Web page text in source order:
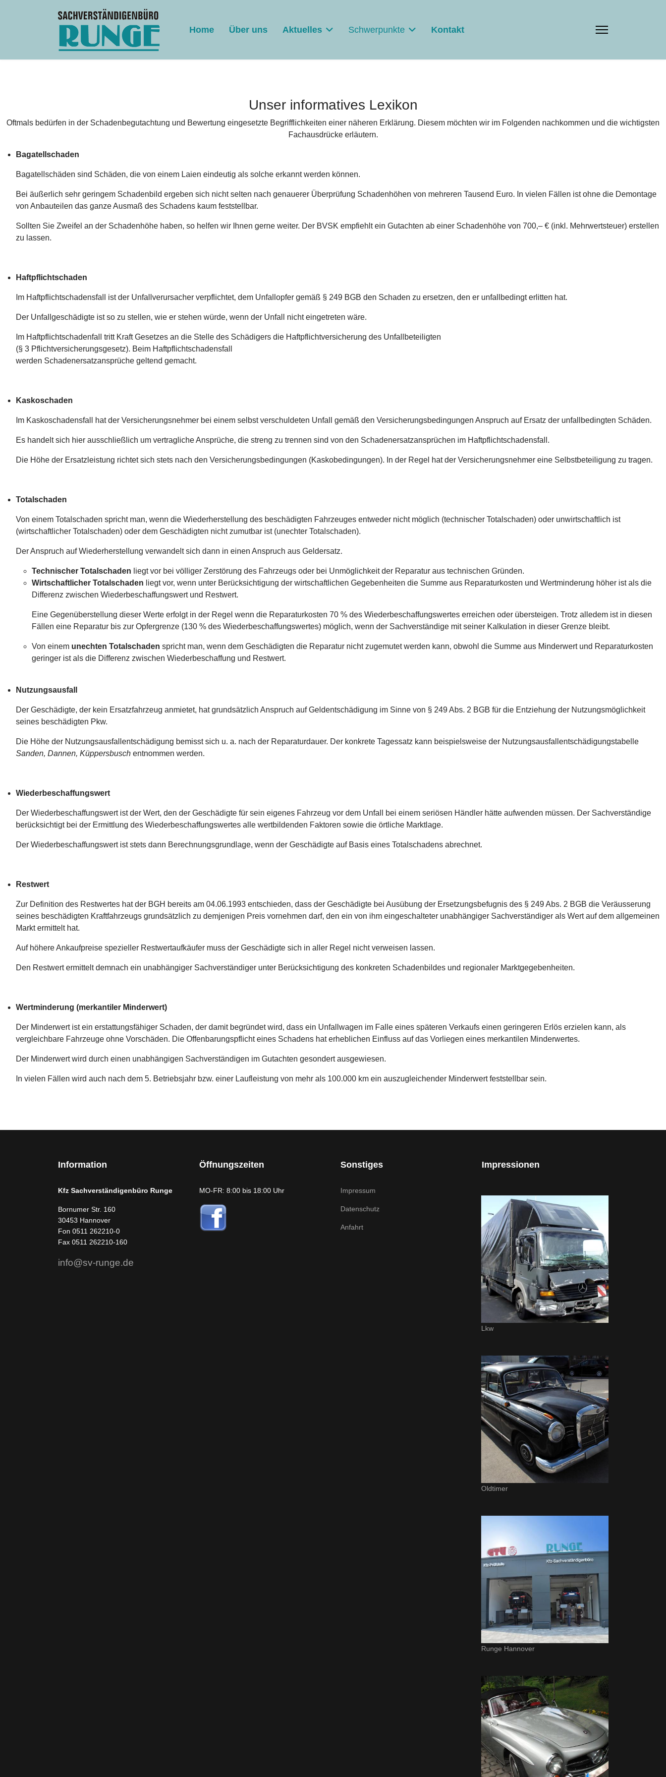
Home Über uns Aktuelles Schwerpunkte Kontakt
Unser informatives Lexikon
Oftmals bedürfen in der Schadenbegutachtung und Bewertung eingesetzte Begrifflichkeiten einer näheren Erklärung. Diesem möchten wir im Folgenden nachkommen und die wichtigsten
Fachausdrücke erläutern.
Bagatellschaden
Bagatellschäden sind Schäden, die von einem Laien eindeutig als solche erkannt werden können.
Bei äußerlich sehr geringem Schadenbild ergeben sich nicht selten nach genauerer Überprüfung Schadenhöhen von mehreren Tausend Euro. In vielen Fällen ist ohne die Demontage
von Anbauteilen das ganze Ausmaß des Schadens kaum feststellbar.
Sollten Sie Zweifel an der Schadenhöhe haben, so helfen wir Ihnen gerne weiter. Der BVSK empfiehlt ein Gutachten ab einer Schadenhöhe von 700,– € (inkl. Mehrwertsteuer) erstellen
zu lassen.
Haftpflichtschaden
Im Haftpflichtschadensfall ist der Unfallverursacher verpflichtet, dem Unfallopfer gemäß § 249 BGB den Schaden zu ersetzen, den er unfallbedingt erlitten hat.
Der Unfallgeschädigte ist so zu stellen, wie er stehen würde, wenn der Unfall nicht eingetreten wäre.
Im Haftpflichtschadenfall tritt Kraft Gesetzes an die Stelle des Schädigers die Haftpflichtversicherung des Unfallbeteiligten
(§ 3 Pflichtversicherungsgesetz). Beim Haftpflichtschadensfall
werden Schadenersatzansprüche geltend gemacht.
Kaskoschaden
Im Kaskoschadensfall hat der Versicherungsnehmer bei einem selbst verschuldeten Unfall gemäß den Versicherungsbedingungen Anspruch auf Ersatz der unfallbedingten Schäden.
Es handelt sich hier ausschließlich um vertragliche Ansprüche, die streng zu trennen sind von den Schadenersatzansprüchen im Haftpflichtschadensfall.
Die Höhe der Ersatzleistung richtet sich stets nach den Versicherungsbedingungen (Kaskobedingungen). In der Regel hat der Versicherungsnehmer eine Selbstbeteiligung zu tragen.
Totalschaden
Von einem Totalschaden spricht man, wenn die Wiederherstellung des beschädigten Fahrzeuges entweder nicht möglich (technischer Totalschaden) oder unwirtschaftlich ist
(wirtschaftlicher Totalschaden) oder dem Geschädigten nicht zumutbar ist (unechter Totalschaden).
Der Anspruch auf Wiederherstellung verwandelt sich dann in einen Anspruch aus Geldersatz.
Technischer Totalschaden liegt vor bei völliger Zerstörung des Fahrzeugs oder bei Unmöglichkeit der Reparatur aus technischen Gründen.
Wirtschaftlicher Totalschaden liegt vor, wenn unter Berücksichtigung der wirtschaftlichen Gegebenheiten die Summe aus Reparaturkosten und Wertminderung höher ist als die
Differenz zwischen Wiederbeschaffungswert und Restwert.
Eine Gegenüberstellung dieser Werte erfolgt in der Regel wenn die Reparaturkosten 70 % des Wiederbeschaffungswertes erreichen oder übersteigen. Trotz alledem ist in diesen
Fällen eine Reparatur bis zur Opfergrenze (130 % des Wiederbeschaffungswertes) möglich, wenn der Sachverständige mit seiner Kalkulation in dieser Grenze bleibt.
Von einem unechten Totalschaden spricht man, wenn dem Geschädigten die Reparatur nicht zugemutet werden kann, obwohl die Summe aus Minderwert und Reparaturkosten
geringer ist als die Differenz zwischen Wiederbeschaffung und Restwert.
Nutzungsausfall
Der Geschädigte, der kein Ersatzfahrzeug anmietet, hat grundsätzlich Anspruch auf Geldentschädigung im Sinne von § 249 Abs. 2 BGB für die Entziehung der Nutzungsmöglichkeit
seines beschädigten Pkw.
Die Höhe der Nutzungsausfallentschädigung bemisst sich u. a. nach der Reparaturdauer. Der konkrete Tagessatz kann beispielsweise der Nutzungsausfallentschädigungstabelle
Sanden, Dannen, Küppersbusch entnommen werden.
Wiederbeschaffungswert
Der Wiederbeschaffungswert ist der Wert, den der Geschädigte für sein eigenes Fahrzeug vor dem Unfall bei einem seriösen Händler hätte aufwenden müssen. Der Sachverständige
berücksichtigt bei der Ermittlung des Wiederbeschaffungswertes alle wertbildenden Faktoren sowie die örtliche Marktlage.
Der Wiederbeschaffungswert ist stets dann Berechnungsgrundlage, wenn der Geschädigte auf Basis eines Totalschadens abrechnet.
Restwert
Zur Definition des Restwertes hat der BGH bereits am 04.06.1993 entschieden, dass der Geschädigte bei Ausübung der Ersetzungsbefugnis des § 249 Abs. 2 BGB die Veräusserung
seines beschädigten Kraftfahrzeugs grundsätzlich zu demjenigen Preis vornehmen darf, den ein von ihm eingeschalteter unabhängiger Sachverständiger als Wert auf dem allgemeinen
Markt ermittelt hat.
Auf höhere Ankaufpreise spezieller Restwertaufkäufer muss der Geschädigte sich in aller Regel nicht verweisen lassen.
Den Restwert ermittelt demnach ein unabhängiger Sachverständiger unter Berücksichtigung des konkreten Schadenbildes und regionaler Marktgegebenheiten.
Wertminderung (merkantiler Minderwert)
Der Minderwert ist ein erstattungsfähiger Schaden, der damit begründet wird, dass ein Unfallwagen im Falle eines späteren Verkaufs einen geringeren Erlös erzielen kann, als
vergleichbare Fahrzeuge ohne Vorschäden. Die Offenbarungspflicht eines Schadens hat erheblichen Einfluss auf das Vorliegen eines merkantilen Minderwertes.
Der Minderwert wird durch einen unabhängigen Sachverständigen im Gutachten gesondert ausgewiesen.
In vielen Fällen wird auch nach dem 5. Betriebsjahr bzw. einer Laufleistung von mehr als 100.000 km ein auszugleichender Minderwert feststellbar sein.
Information
Kfz Sachverständigenbüro Runge
Bornumer Str. 160
30453 Hannover
Fon 0511 262210-0
Fax 0511 262210-160
info@sv-runge.de
Öffnungszeiten
MO-FR: 8:00 bis 18:00 Uhr
Sonstiges
Impressum
Datenschutz
Anfahrt
Impressionen
Lkw
Oldtimer
Runge Hannover